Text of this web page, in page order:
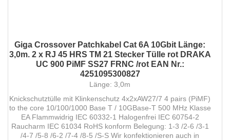
Giga Crossover Patchkabel Cat 6A 10Gbit Länge:
3,0m. 2 x RJ 45 HRS TM 21 Stecker Tülle rot DRAKA
UC 900 PiMF SS27 FRNC /rot EAN Nr.:
4251095300827
Länge: 3,0m
Knickschutztülle mit Klinkenschutz 4x2xAW27/7 4 pairs (PiMF)
to the core 10/100/1000 Base T / 10GBase-T 500 MHz Klasse
EA Flammwidrig IEC 60332-1 Halogenfrei IEC 60754-2
Raucharm IEC 61034 RoHS konform Belegung: 1-3 /2-6 /3-1
/4-7 /5-8 /6-2 /7-4 /8-5 /S-S Wir konfektionieren auch in